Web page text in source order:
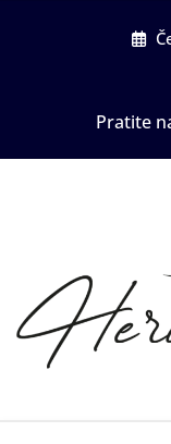
Pratite